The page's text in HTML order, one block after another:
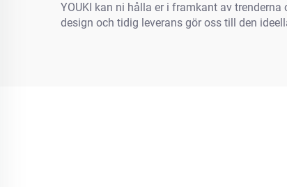
YOUKI kan ni hålla er i framkant av
design och tidig leverans gör oss till den